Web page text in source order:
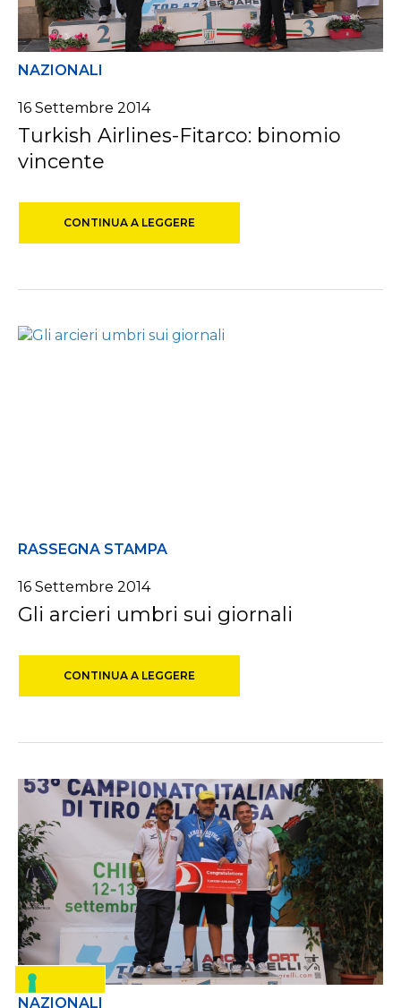
NAZIONALI
16 Settembre 2014
Turkish Airlines-Fitarco: binomio
vincente
CONTINUA A LEGGERE
RASSEGNA STAMPA
16 Settembre 2014
Gli arcieri umbri sui giornali
CONTINUA A LEGGERE
NAZIONALI